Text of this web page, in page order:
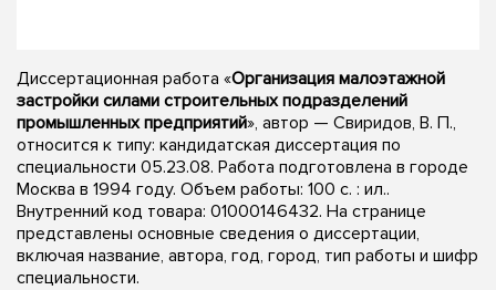
Диссертационная работа «Организация малоэтажной
застройки силами строительных подразделений
промышленных предприятий», автор — Свиридов, В. П.,
относится к типу: кандидатская диссертация по
специальности 05.23.08. Работа подготовлена в городе
Москва в 1994 году. Объем работы: 100 с. : ил..
Внутренний код товара: 01000146432. На странице
представлены основные сведения о диссертации,
включая название, автора, год, город, тип работы и шифр
специальности.